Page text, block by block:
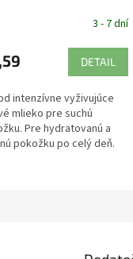
3 - 7 dní
DETAIL
intenzívne vyživujúce
mlieko pre suchú
Pre hydratovanú a
pokožku po celý deň.